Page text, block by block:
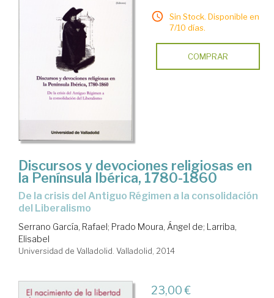
Sin Stock. Disponible en
7/10 días.
COMPRAR
Discursos y devociones religiosas en
la Península Ibérica, 1780-1860
de la crisis del Antiguo Régimen a la consolidación
del Liberalismo
Serrano García, Rafael; Prado Moura, Ángel de; Larriba,
Elisabel
Universidad de Valladolid. Valladolid, 2014
23,00 €